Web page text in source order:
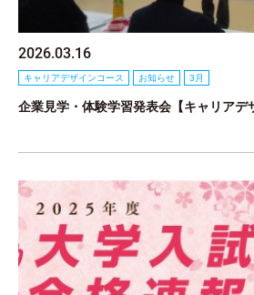
2026.03.16
キャリアデザインコース お知らせ 3月
企業見学・体験学習発表会【キャリアデ